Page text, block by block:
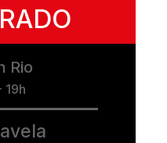
Rio